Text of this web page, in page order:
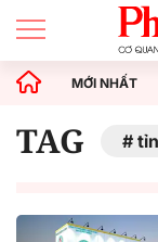
MỚI NHẤT
TAG